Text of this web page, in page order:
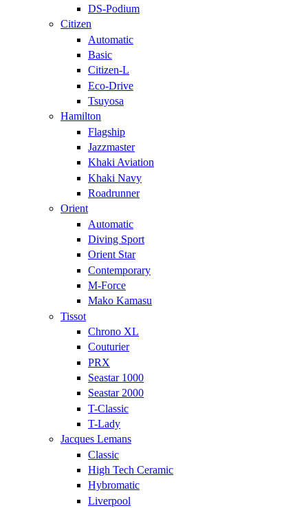
DS-Podium
Citizen
Automatic
Basic
Citizen-L
Eco-Drive
Tsuyosa
Hamilton
Flagship
Jazzmaster
Khaki Aviation
Khaki Navy
Roadrunner
Orient
Automatic
Diving Sport
Orient Star
Contemporary
M-Force
Mako Kamasu
Tissot
Chrono XL
Couturier
PRX
Seastar 1000
Seastar 2000
T-Classic
T-Lady
Jacques Lemans
Classic
High Tech Ceramic
Hybromatic
Liverpool